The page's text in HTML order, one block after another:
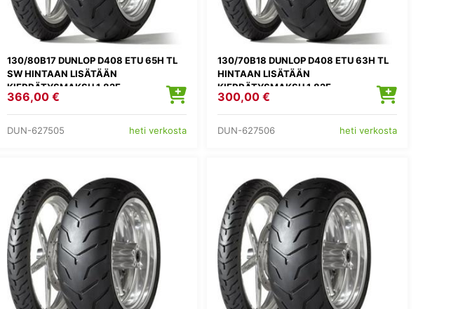
130/80B17 DUNLOP D408 ETU 65H TL
SW HINTAAN LISÄTÄÄN
KIERRÄTYSMAKSU 1,82E
366,00 €
DUN-627505 heti verkosta
130/70B18 DUNLOP D408 ETU 63H TL
HINTAAN LISÄTÄÄN
KIERRÄTYSMAKSU 1,82E
300,00 €
DUN-627506 heti verkosta